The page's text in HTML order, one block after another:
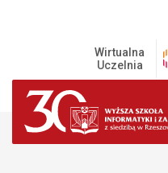
Wirtualna
Uczelnia